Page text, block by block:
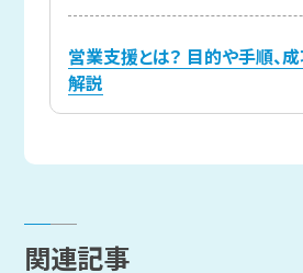
営業支援とは？ 目的や手順、
解説
関連記事